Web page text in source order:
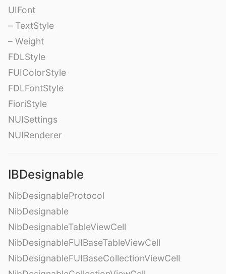
UIFont
– TextStyle
– Weight
FDLStyle
FUIColorStyle
FDLFontStyle
FioriStyle
NUISettings
NUIRenderer
IBDesignable
NibDesignableProtocol
NibDesignable
NibDesignableTableViewCell
NibDesignableFUIBaseTableViewCell
NibDesignableFUIBaseCollectionViewCell